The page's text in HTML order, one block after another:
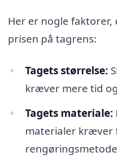
Her er nogle faktorer,
prisen på tagrens:
Tagets størrelse:
kræver mere tid
Tagets materiale:
materialer kræver